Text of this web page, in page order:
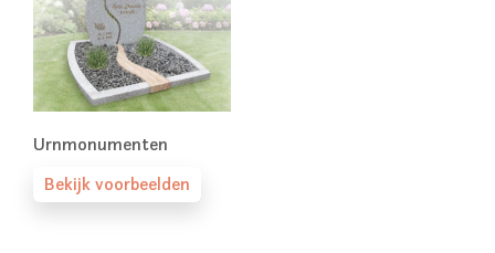
Urnmonumenten
Bekijk voorbeelden